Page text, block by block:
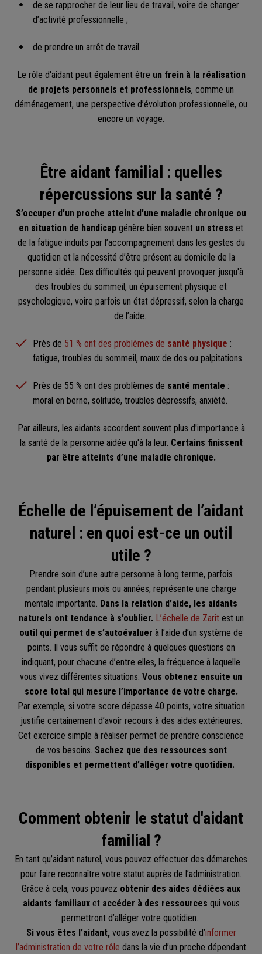
de se rapprocher de leur lieu de travail, voire de changer
d’activité professionnelle ;
de prendre un arrêt de travail.
Le rôle d'aidant peut également être un frein à la réalisation
de projets personnels et professionnels, comme un
déménagement, une perspective d’évolution professionnelle, ou
encore un voyage.
Être aidant familial : quelles
répercussions sur la santé ?
S’occuper d’un proche atteint d’une maladie chronique ou
en situation de handicap génère bien souvent un stress et
de la fatigue induits par l’accompagnement dans les gestes du
quotidien et la nécessité d’être présent au domicile de la
personne aidée. Des difficultés qui peuvent provoquer jusqu'à
des troubles du sommeil, un épuisement physique et
psychologique, voire parfois un état dépressif, selon la charge
de l’aide.
Près de 51 % ont des problèmes de santé physique :
fatigue, troubles du sommeil, maux de dos ou palpitations.
Près de 55 % ont des problèmes de santé mentale :
moral en berne, solitude, troubles dépressifs, anxiété.
Par ailleurs, les aidants accordent souvent plus d'importance à
la santé de la personne aidée qu'à la leur. Certains finissent
par être atteints d’une maladie chronique.
Échelle de l’épuisement de l’aidant
naturel : en quoi est-ce un outil
utile ?
Prendre soin d’une autre personne à long terme, parfois
pendant plusieurs mois ou années, représente une charge
mentale importante. Dans la relation d’aide, les aidants
naturels ont tendance à s’oublier. L’échelle de Zaritest un
outil qui permet de s’autoévaluer à l’aide d’un système de
points. Il vous suffit de répondre à quelques questions en
indiquant, pour chacune d’entre elles, la fréquence à laquelle
vous vivez différentes situations. Vous obtenez ensuite un
score total qui mesure l’importance de votre charge.
Par exemple, si votre score dépasse 40 points, votre situation
justifie certainement d’avoir recours à des aides extérieures.
Cet exercice simple à réaliser permet de prendre conscience
de vos besoins. Sachez que des ressources sont
disponibles et permettent d’alléger votre quotidien.
Comment obtenir le statut d'aidant
familial ?
En tant qu’aidant naturel, vous pouvez effectuer des démarches
pour faire reconnaître votre statut auprès de l’administration.
Grâce à cela, vous pouvez obtenir des aides dédiées aux
aidants familiauxet accéder à des ressources qui vous
permettront d’alléger votre quotidien.
Si vous êtes l’aidant,vous avez la possibilité d’informer
l’administration de votre rôle dans la vie d’un proche dépendant